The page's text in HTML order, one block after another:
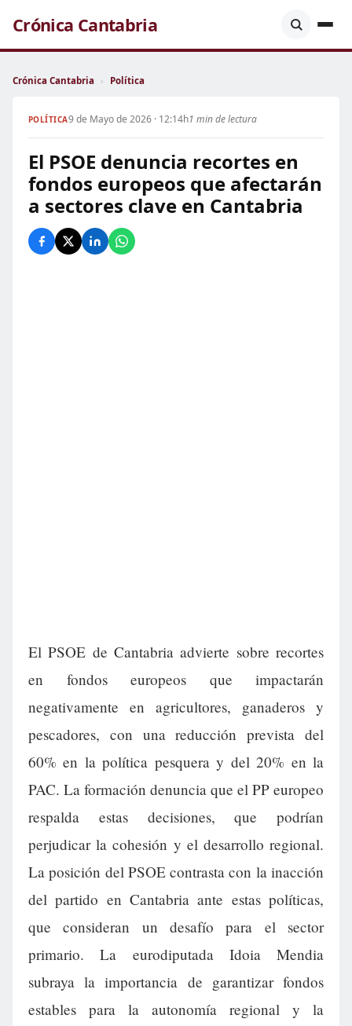
Crónica Cantabria
Crónica Cantabria › Política
POLÍTICA9 de Mayo de 2026 · 12:14h1 min de lectura
El PSOE denuncia recortes en
fondos europeos que afectarán
a sectores clave en Cantabria
El PSOE de Cantabria advierte sobre recortes
en fondos europeos que impactarán
negativamente en agricultores, ganaderos y
pescadores, con una reducción prevista del
60% en la política pesquera y del 20% en la
PAC. La formación denuncia que el PP europeo
respalda estas decisiones, que podrían
perjudicar la cohesión y el desarrollo regional.
La posición del PSOE contrasta con la inacción
del partido en Cantabria ante estas políticas,
que consideran un desafío para el sector
primario. La eurodiputada Idoia Mendia
subraya la importancia de garantizar fondos
estables para la autonomía regional y la